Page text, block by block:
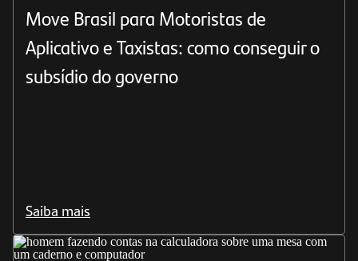
Move Brasil para Motoristas de
Aplicativo e Taxistas: como conseguir o
subsídio do governo
Saiba mais